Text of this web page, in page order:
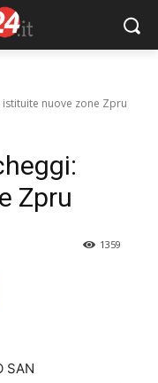
nuove zone Zpru
Zpru
1359
SAN